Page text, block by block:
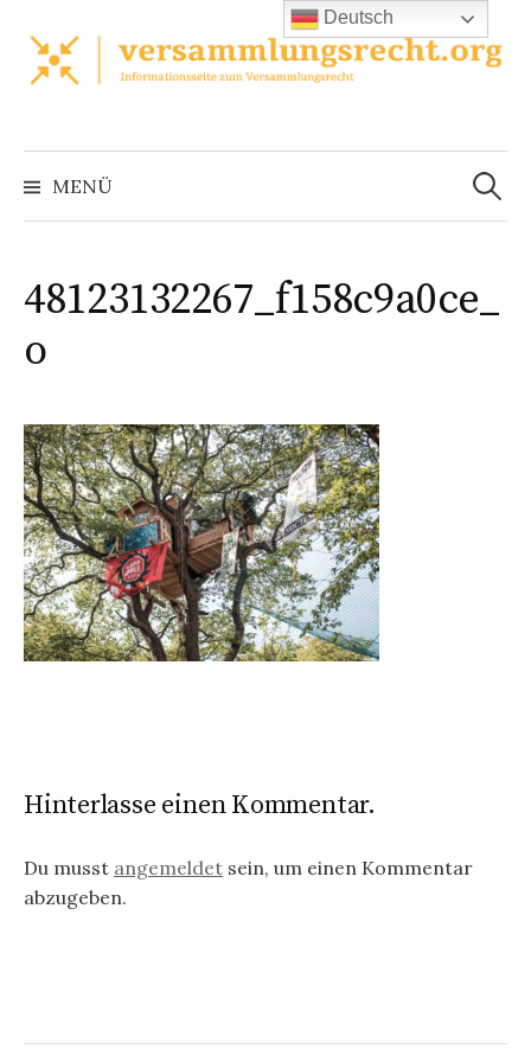
Inhalt
überspringen
MENÜ
Suchen
nach:
48123132267_f158c9a0ce_
o
Hinterlasse einen Kommentar.
Du musst angemeldet sein, um einen Kommentar
abzugeben.
Deutsch